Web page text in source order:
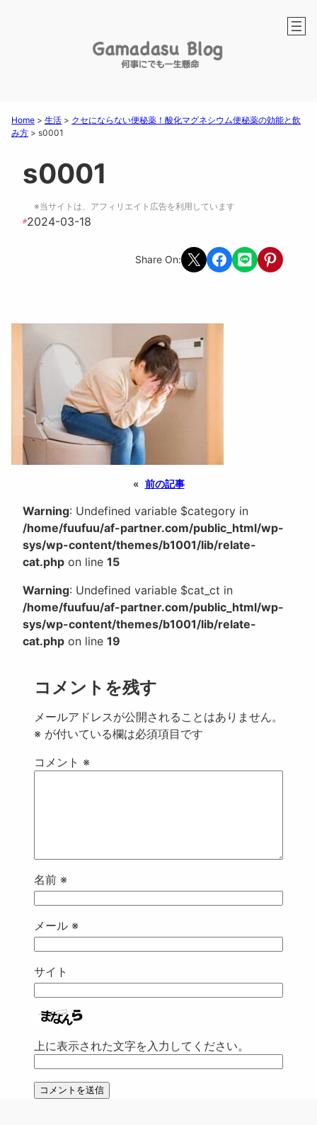
Home > 生活 > クセにならない便秘薬！酸化マグネシウム便秘薬の効能と飲
み方 > s0001
s0001
※当サイトは、アフィリエイト広告を利用しています
#2024-03-18
Share On: Share on X Share on Facebook
Share on LINEShare on
« 前の記事
Warning: Undefined variable $category in
/home/fuufuu/af-partner.com/public_html/wp-
sys/wp-content/themes/b1001/lib/relate-
cat.php on line 15
Warning: Undefined variable $cat_ct in
/home/fuufuu/af-partner.com/public_html/wp-
sys/wp-content/themes/b1001/lib/relate-
cat.php on line 19
コメントを残す
メールアドレスが公開されることはありません。
※ が付いている欄は必須項目です
コメント ※
名前 ※
メール ※
サイト
上に表示された文字を入力してください。